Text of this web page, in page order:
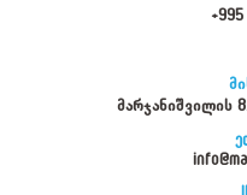
მარჯანიშვილის